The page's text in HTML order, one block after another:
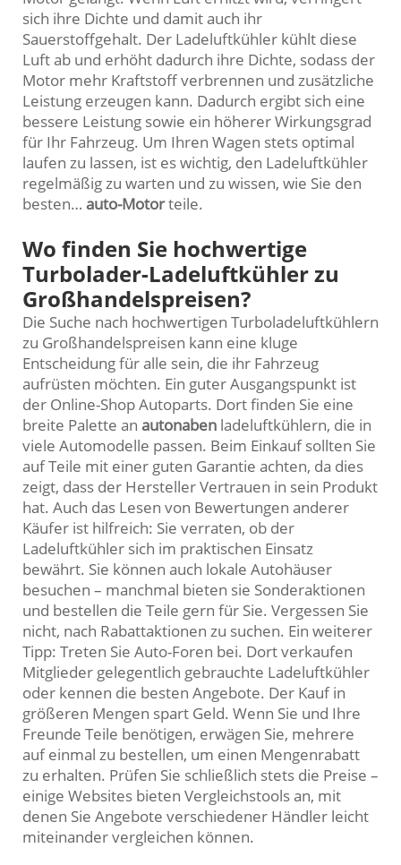
sich ihre Dichte und damit auch ihr
Sauerstoffgehalt. Der Ladeluftkühler kühlt diese
Luft ab und erhöht dadurch ihre Dichte, sodass der
Motor mehr Kraftstoff verbrennen und zusätzliche
Leistung erzeugen kann. Dadurch ergibt sich eine
bessere Leistung sowie ein höherer Wirkungsgrad
für Ihr Fahrzeug. Um Ihren Wagen stets optimal
laufen zu lassen, ist es wichtig, den Ladeluftkühler
regelmäßig zu warten und zu wissen, wie Sie den
besten… auto-Motorteile.
Wo finden Sie hochwertige
Turbolader-Ladeluftkühler zu
Großhandelspreisen?
Die Suche nach hochwertigen Turboladeluftkühlern
zu Großhandelspreisen kann eine kluge
Entscheidung für alle sein, die ihr Fahrzeug
aufrüsten möchten. Ein guter Ausgangspunkt ist
der Online-Shop Autoparts. Dort finden Sie eine
breite Palette an autonaben ladeluftkühlern, die in
viele Automodelle passen. Beim Einkauf sollten Sie
auf Teile mit einer guten Garantie achten, da dies
zeigt, dass der Hersteller Vertrauen in sein Produkt
hat. Auch das Lesen von Bewertungen anderer
Käufer ist hilfreich: Sie verraten, ob der
Ladeluftkühler sich im praktischen Einsatz
bewährt. Sie können auch lokale Autohäuser
besuchen – manchmal bieten sie Sonderaktionen
und bestellen die Teile gern für Sie. Vergessen Sie
nicht, nach Rabattaktionen zu suchen. Ein weiterer
Tipp: Treten Sie Auto-Foren bei. Dort verkaufen
Mitglieder gelegentlich gebrauchte Ladeluftkühler
oder kennen die besten Angebote. Der Kauf in
größeren Mengen spart Geld. Wenn Sie und Ihre
Freunde Teile benötigen, erwägen Sie, mehrere
auf einmal zu bestellen, um einen Mengenrabatt
zu erhalten. Prüfen Sie schließlich stets die Preise –
einige Websites bieten Vergleichstools an, mit
denen Sie Angebote verschiedener Händler leicht
miteinander vergleichen können.